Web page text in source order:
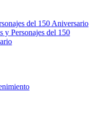
del 150 Aniversario
y Personajes del 150